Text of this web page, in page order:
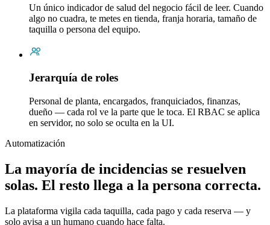
Un único indicador de salud del negocio fácil de leer. Cuando
algo no cuadra, te metes en tienda, franja horaria, tamaño de
taquilla o persona del equipo.
Jerarquía de roles
Personal de planta, encargados, franquiciados, finanzas,
dueño — cada rol ve la parte que le toca. El RBAC se aplica
en servidor, no solo se oculta en la UI.
Automatización
La mayoría de incidencias se resuelven
solas. El resto llega a la persona correcta.
La plataforma vigila cada taquilla, cada pago y cada reserva — y
solo avisa a un humano cuando hace falta.